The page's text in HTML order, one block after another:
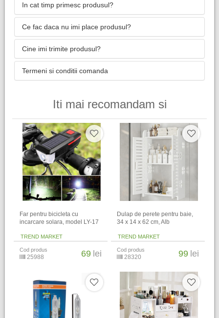
In cat timp primesc produsul?
Ce fac daca nu imi place produsul?
Cine imi trimite produsul?
Termeni si conditii comanda
Iti mai recomandam si
Far pentru bicicleta cu
incarcare solara, model LY-17
TREND MARKET
Cod produs
25988 69 lei
Dulap de perete pentru baie,
34 x 14 x 62 cm​, Alb
TREND MARKET
Cod produs
28320 99 lei